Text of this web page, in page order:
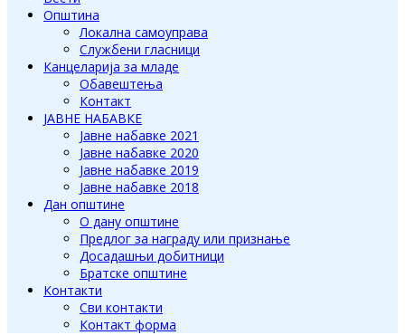
Општина
Локална самоуправа
Службени гласници
Канцеларија за младе
Обавештења
Контакт
ЈАВНЕ НАБАВКЕ
Јавне набавке 2021
Јавне набавке 2020
Јавне набавке 2019
Јавне набавке 2018
Дан општине
О дану општине
Предлог за награду или признање
Досадашњи добитници
Братске општине
Контакти
Сви контакти
Контакт форма